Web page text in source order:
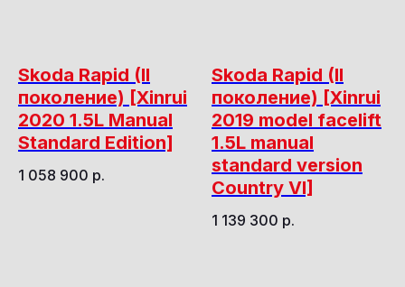
Skoda Rapid (II
поколение) [Xinrui
2020 1.5L Manual
Standard Edition]
1 058 900 р.
Skoda Rapid (II
поколение) [Xinrui
2019 model facelift
1.5L manual
standard version
Country VI]
1 139 300 р.